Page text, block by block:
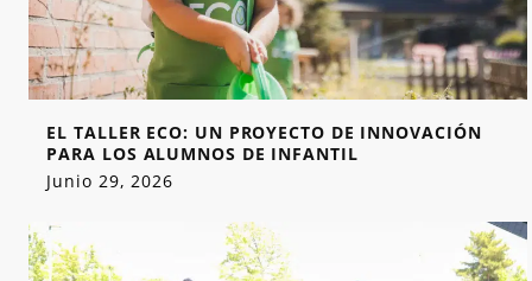
EL TALLER ECO: UN PROYECTO DE INNOVACIÓN
PARA LOS ALUMNOS DE INFANTIL
Junio 29, 2026